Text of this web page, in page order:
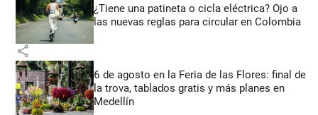
¿Tiene una patineta o cicla eléctrica? Ojo a
las nuevas reglas para circular en Colombia
share
6 de agosto en la Feria de las Flores: final de
la trova, tablados gratis y más planes en
Medellín